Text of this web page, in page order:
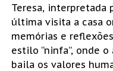
Teresa, interpretada
última visita a casa
memórias e
estilo “ninfa”, onde
baila os valores